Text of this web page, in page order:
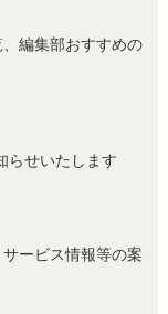
編集部おすすめの
らせいたします
ービス情報等の案